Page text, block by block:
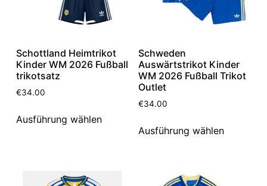
Schottland Heimtrikot
Kinder WM 2026 Fußball
trikotsatz
€34.00
Ausführung wählen
Schweden
Auswärtstrikot Kinder
WM 2026 Fußball Trikot
Outlet
€34.00
Ausführung wählen